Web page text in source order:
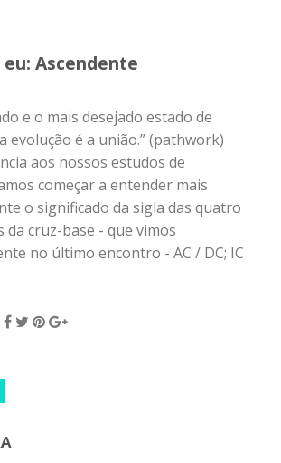
Ascendente
e o mais desejado estado de
evolução é a união.” (pathwork)
aos nossos estudos de
começar a entender mais
o significado da sigla das quatro
da cruz-base - que vimos
no último encontro - AC / DC; IC